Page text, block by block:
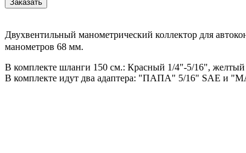
Двухвентильный манометрический коллектор для
манометров 68 мм.
В комплекте шланги 150 см.: Красный 1/4"-5/16",
В комплекте идут два адаптера: "ПАПА" 5/16" SAE и